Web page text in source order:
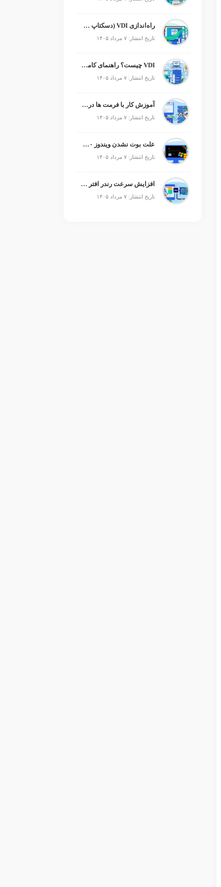
راه‌اندازی VDI (دسکتاپ مجازی)
تاریخ انتشار: ۷ مرداد ۱۴۰۵
VDI چیست؟ راهنمای کامل زیرساخت دسکتاپ مجازی
تاریخ انتشار: ۷ مرداد ۱۴۰۵
آموزش کار با فرمت ها در پایتون
تاریخ انتشار: ۷ مرداد ۱۴۰۵
علت بوت نشدن ویندوز ۱۰ و ۱۱ + آموزش رفع مشکل (راهنمای گام‌به‌گام)
تاریخ انتشار: ۷ مرداد ۱۴۰۵
افزایش سرعت رندر افتر افکت؛ رفع کندی After Effects
تاریخ انتشار: ۷ مرداد ۱۴۰۵